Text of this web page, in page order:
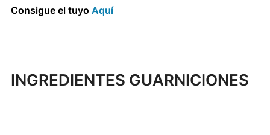
Consigue el tuyo Aquí
INGREDIENTES GUARNICIONES